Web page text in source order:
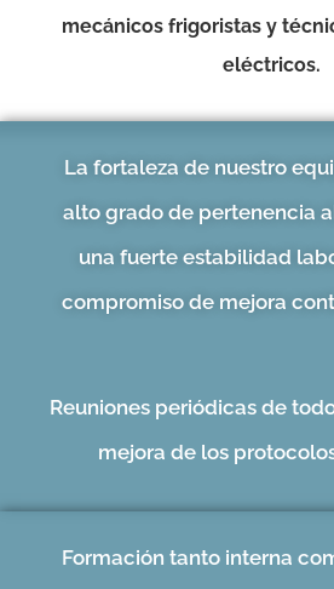
mecánicos frigoristas y
eléctricos.
La fortaleza de nuestro
alto grado de pertenencia
una fuerte estabilidad
compromiso de mejora
Reuniones periódicas de
mejora de los
Formación tanto interna